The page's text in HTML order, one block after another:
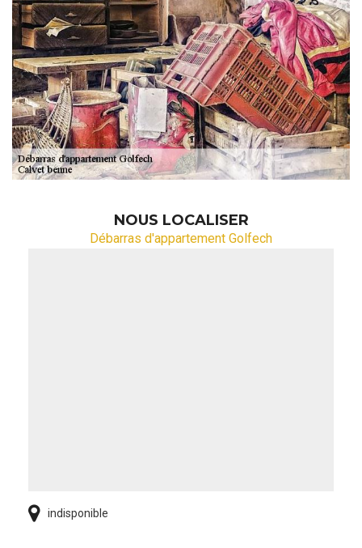
NOUS LOCALISER
Débarras d'appartement Golfech
indisponible